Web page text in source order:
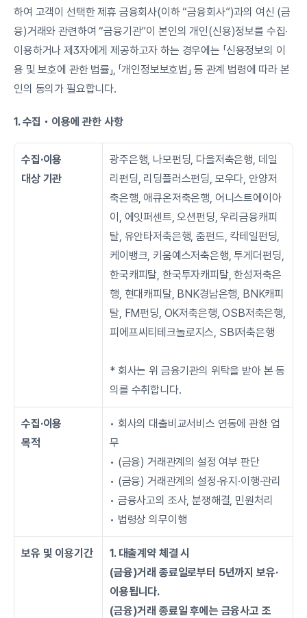
하여 고객이 선택한 제휴 금융회사(이하 “금융회사”)과의 여신 (금
융)거래와 관련하여 “금융기관”이 본인의 개인(신용)정보를 수집∙
이용하거나 제3자에게 제공하고자 하는 경우에는 「신용정보의 이
용 및 보호에 관한 법률」, 「개인정보보호법」 등 관계 법령에 따라 본
인의 동의가 필요합니다.
1. 수집・이용에 관한 사항
수집∙이용
대상 기관
광주은행, 나모펀딩, 다올저축은행, 데일
리펀딩, 리딩플러스펀딩, 모우다, 안양저
축은행, 애큐온저축은행, 어니스트에이아
이, 에잇퍼센트, 오션펀딩, 우리금융캐피
탈, 유안타저축은행, 줌펀드, 칵테일펀딩,
케이뱅크, 키움예스저축은행, 투게더펀딩,
한국캐피탈, 한국투자캐피탈, 한성저축은
행, 현대캐피탈, BNK경남은행, BNK캐피
탈, FM펀딩, OK저축은행, OSB저축은행,
피에프씨티테크놀로지스, SBI저축은행
* 회사는 위 금융기관의 위탁을 받아 본 동
의를 수취합니다.
수집∙이용
목적
• 회사의 대출비교서비스 연동에 관한 업
무
• (금융) 거래관계의 설정 여부 판단
• (금융) 거래관계의 설정·유지·이행·관리
• 금융사고의 조사, 분쟁해결, 민원처리
• 법령상 의무이행
보유 및 이용기간
1. 대출계약 체결 시
(금융)거래 종료일로부터 5년까지 보유∙
이용됩니다.
(금융)거래 종료일 후에는 금융사고 조